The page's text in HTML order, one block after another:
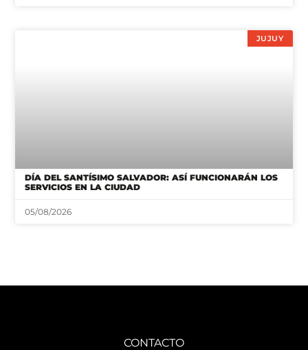
JUJUY
DÍA DEL SANTÍSIMO SALVADOR: ASÍ FUNCIONARÁN LOS
SERVICIOS EN LA CIUDAD
05/08/2026
CONTACTO